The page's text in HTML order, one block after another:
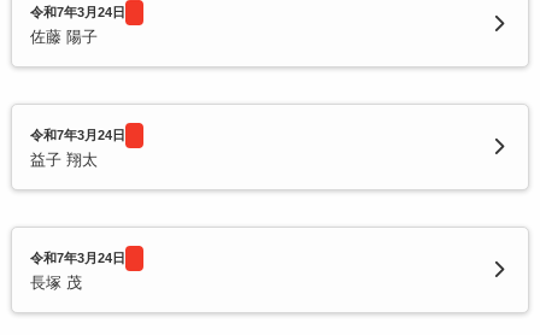
令和7年3月24日
佐藤 陽子
令和7年3月24日
益子 翔太
令和7年3月24日
長塚 茂